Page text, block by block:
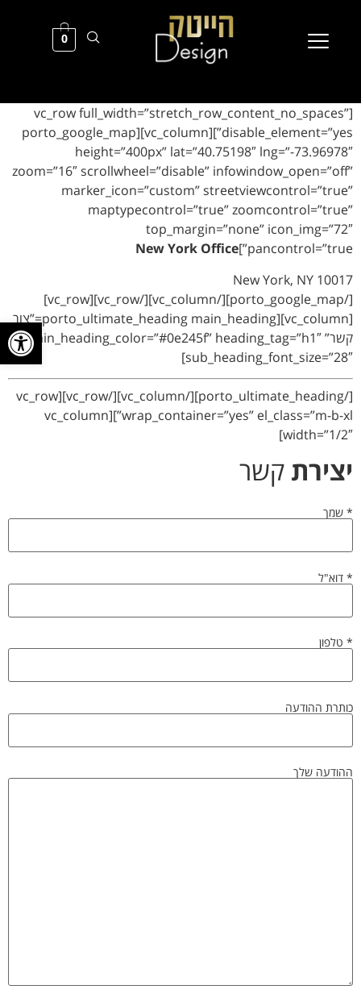
פתח
0
[vc_row full_width=”stretch_row_content_no_spaces”
disable_element=”yes”][vc_column][porto_google_map
height=”400px” lat=”40.75198″ lng=”-73.96978″
zoom=”16″ scrollwheel=”disable” infowindow_open=”off”
marker_icon=”custom” streetviewcontrol=”true”
maptypecontrol=”true” zoomcontrol=”true”
top_margin=”none” icon_img=”72″
pancontrol=”true”]
New York Office
New York, NY 10017
[/porto_google_map][/vc_column][/vc_row][vc_row]
[vc_column][porto_ultimate_heading main_heading=”צור
קשר” main_heading_color=”#0e245f” heading_tag=”h1″
sub_heading_font_size=”28″]
[/porto_ultimate_heading][/vc_column][/vc_row][vc_row
wrap_container=”yes” el_class=”m-b-xl”][vc_column
width=”1/2″]
יצירת קשר
שמך *
דוא"ל *
טלפון *
כותרת ההודעה
ההודעה שלך